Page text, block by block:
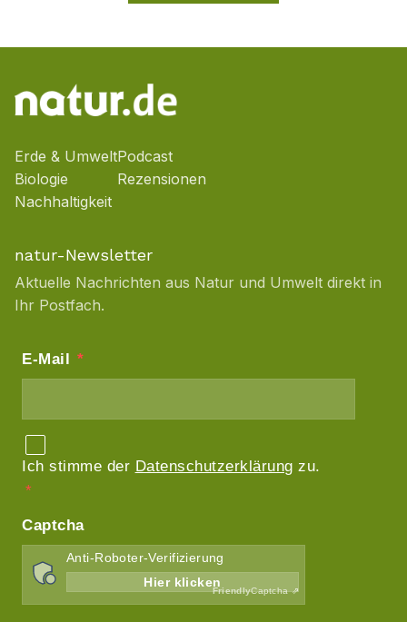
Erde & Umwelt
Biologie
Nachhaltigkeit
Podcast
Rezensionen
natur-Newsletter
Aktuelle Nachrichten aus Natur und Umwelt direkt in
Ihr Postfach.